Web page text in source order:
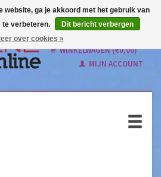
Nederlands
WINKELWAGEN (€0,00)
MIJN ACCOUNT
website, ga je akkoord met het gebruik van
te verbeteren.
Dit bericht verbergen
over cookies »